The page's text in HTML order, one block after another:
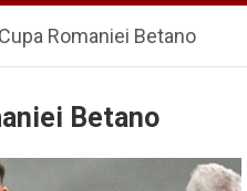
Cupa Romaniei Betano
Betano